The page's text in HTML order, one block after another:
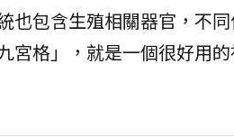
也包含生殖相關器官，不
宮格」，就是一個很好用